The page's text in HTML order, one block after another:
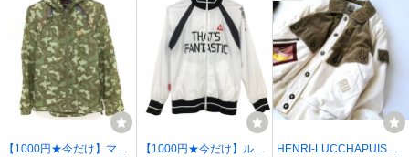
【1000円★今だけ】マー
【1000円★今だけ】ルコ
HENRI-LUCCHAPUIS